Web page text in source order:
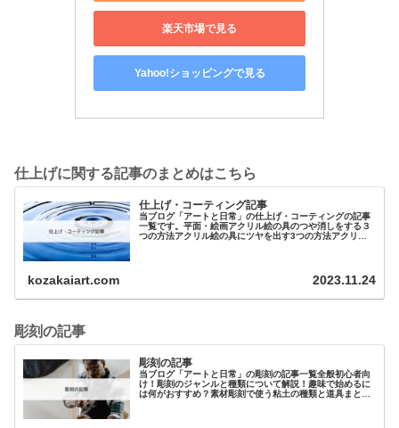
楽天市場で見る
Yahoo!ショッピングで見る
仕上げに関する記事のまとめはこちら
仕上げ・コーティング記事
当ブログ「アートと日常」の仕上げ・コーティングの記事
一覧です。平面・絵画アクリル絵の具のつや消しをする３
つの方法アクリル絵の具にツヤを出す3つの方法アクリル
kozakaiart.com 2023.11.24
彫刻の記事
彫刻の記事
当ブログ「アートと日常」の彫刻の記事一覧全般初心者向
け！彫刻のジャンルと種類について解説！趣味で始めるに
は何がおすすめ？素材彫刻で使う粘土の種類と道具まとめ